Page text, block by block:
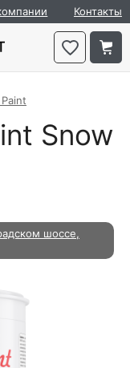
Контакты
Snow
шоссе,